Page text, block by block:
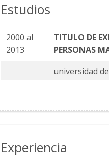
Estudios
2000 al
2013
TITULO DE
PERSONAS
universidad
Experiencia